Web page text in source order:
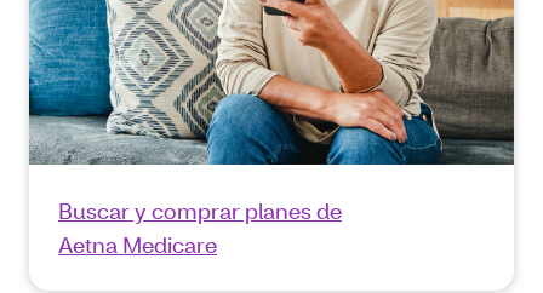
Buscar y comprar planes de
Aetna Medicare